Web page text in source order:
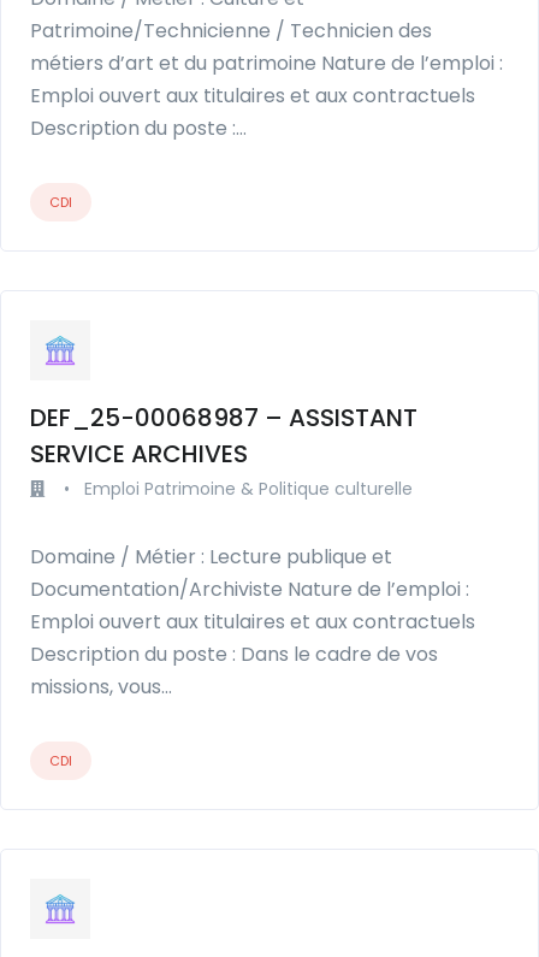
Patrimoine/Technicienne / Technicien des
métiers d’art et du patrimoine Nature de l’emploi :
Emploi ouvert aux titulaires et aux contractuels
Description du poste :…
CDI
DEF_25-00068987 – ASSISTANT
SERVICE ARCHIVES
• Emploi Patrimoine & Politique culturelle
Domaine / Métier : Lecture publique et
Documentation/Archiviste Nature de l’emploi :
Emploi ouvert aux titulaires et aux contractuels
Description du poste : Dans le cadre de vos
missions, vous…
CDI